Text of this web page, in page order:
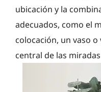
ubicación y la
adecuados, como el
colocación, un vaso
central de las